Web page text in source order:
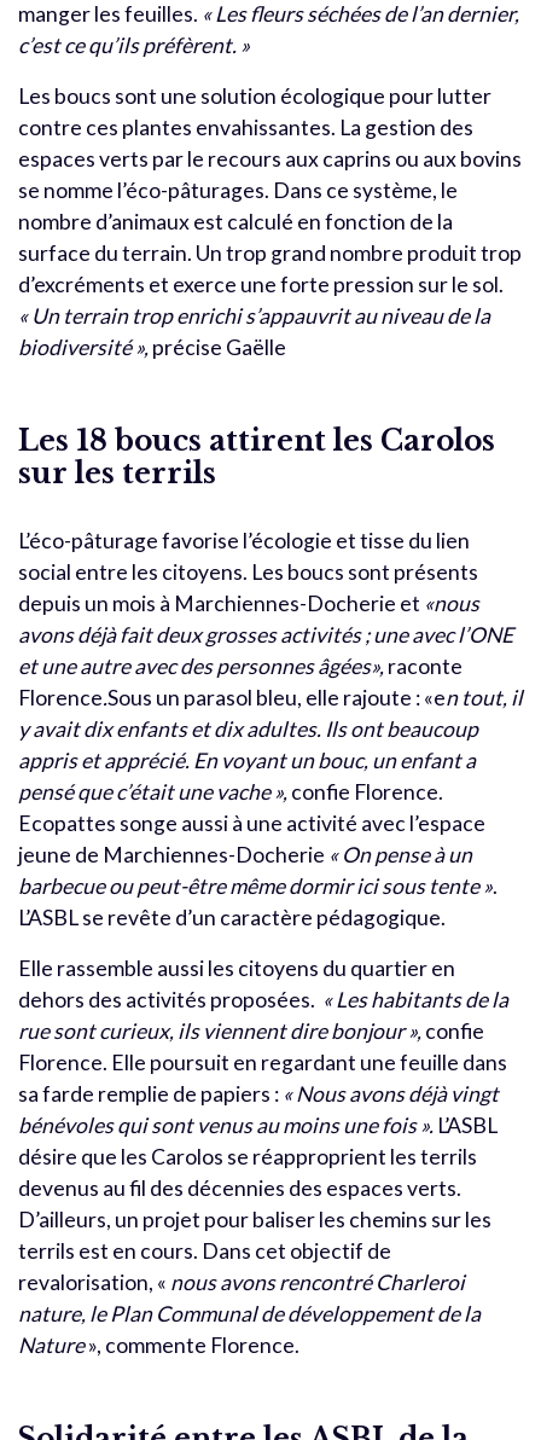
manger les feuilles. « Les fleurs séchées de l’an dernier,
c’est ce qu’ils préfèrent. »
Les boucs sont une solution écologique pour lutter
contre ces plantes envahissantes. La gestion des
espaces verts par le recours aux caprins ou aux bovins
se nomme l’éco-pâturages. Dans ce système, le
nombre d’animaux est calculé en fonction de la
surface du terrain. Un trop grand nombre produit trop
d’excréments et exerce une forte pression sur le sol.
« Un terrain trop enrichi s’appauvrit au niveau de la
biodiversité »,précise Gaëlle
Les 18 boucs attirent les Carolos
sur les terrils
L’éco-pâturage favorise l’écologie et tisse du lien
social entre les citoyens. Les boucs sont présents
depuis un mois à Marchiennes-Docherie et «nous
avons déjà fait deux grosses activités ; une avec l’ONE
et une autre avec des personnes âgées»,raconte
Florence.Sous un parasol bleu, elle rajoute : «en tout, il
y avait dix enfants et dix adultes. Ils ont beaucoup
appris et apprécié. En voyant un bouc, un enfant a
pensé que c’était une vache »,confie Florence.
Ecopattes songe aussi à une activité avec l’espace
jeune de Marchiennes-Docherie « On pense à un
barbecue ou peut-être même dormir ici sous tente ».
L’ASBL se revête d’un caractère pédagogique.
Elle rassemble aussi les citoyens du quartier en
dehors des activités proposées. « Les habitants de la
rue sont curieux, ils viennent dire bonjour »,confie
Florence. Elle poursuit en regardant une feuille dans
sa farde remplie de papiers : « Nous avons déjà vingt
bénévoles qui sont venus au moins une fois ». L’ASBL
désire que les Carolos se réapproprient les terrils
devenus au fil des décennies des espaces verts.
D’ailleurs, un projet pour baliser les chemins sur les
terrils est en cours. Dans cet objectif de
revalorisation, « nous avons rencontré Charleroi
nature, le Plan Communal de développement de la
Nature», commente Florence.